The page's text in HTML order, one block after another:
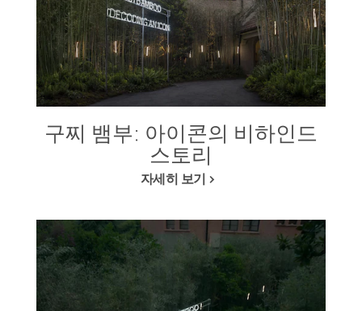
구찌 뱀부: 아이콘의 비하인드
스토리
자세히 보기